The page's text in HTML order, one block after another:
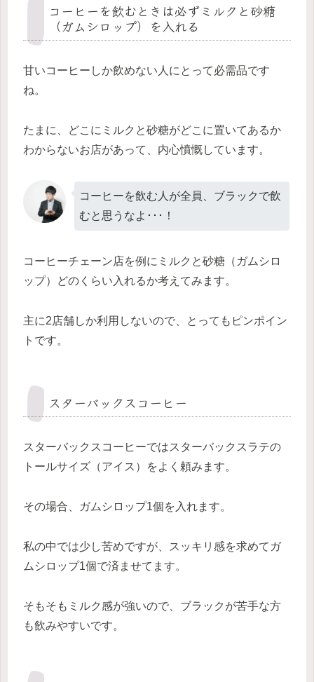
コーヒーを飲むときは必ずミルクと砂糖
（ガムシロップ）を入れる
甘いコーヒーしか飲めない人にとって必需品です
ね。
たまに、どこにミルクと砂糖がどこに置いてあるか
わからないお店があって、内心憤慨しています。
コーヒーを飲む人が全員、ブラックで飲
むと思うなよ･･･！
コーヒーチェーン店を例にミルクと砂糖（ガムシロ
ップ）どのくらい入れるか考えてみます。
主に2店舗しか利用しないので、とってもピンポイン
トです。
スターバックスコーヒー
スターバックスコーヒーではスターバックスラテの
トールサイズ（アイス）をよく頼みます。
その場合、ガムシロップ1個を入れます。
私の中では少し苦めですが、スッキリ感を求めてガ
ムシロップ1個で済ませてます。
そもそもミルク感が強いので、ブラックが苦手な方
も飲みやすいです。